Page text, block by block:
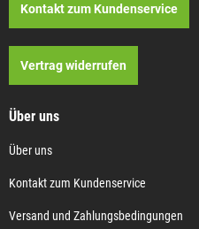
Kontakt zum Kundenservice
Vertrag widerrufen
Über uns
Über uns
Kontakt zum Kundenservice
Versand und Zahlungsbedingungen